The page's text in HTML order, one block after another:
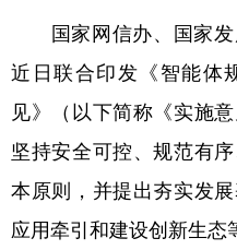
科技 科创
文化
法律 中央文件
食品 人居
国家网信办、国家发
近日联合印发《智能体
见》（以下简称《实施
坚持安全可控、规范有
本原则，并提出夯实发
应用牵引和建设创新生态